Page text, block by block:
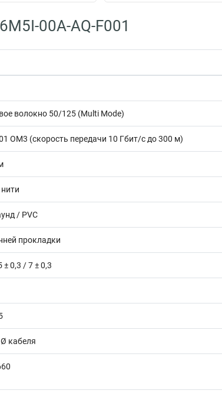
00A-AQ-F001
волокно 50/125 (Multi Mode)
OM3 (скорость передачи 10 Гбит/с до 300 м)
/ PVC
прокладки
± 0,3 / 7 ± 0,3
кабеля